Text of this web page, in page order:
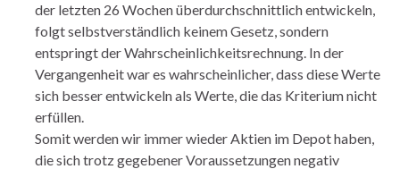
der letzten 26 Wochen überdurchschnittlich entwickeln,
folgt selbstverständlich keinem Gesetz, sondern
entspringt der Wahrscheinlichkeitsrechnung. In der
Vergangenheit war es wahrscheinlicher, dass diese Werte
sich besser entwickeln als Werte, die das Kriterium nicht
erfüllen.
Somit werden wir immer wieder Aktien im Depot haben,
die sich trotz gegebener Voraussetzungen negativ